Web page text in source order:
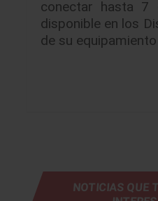
conectar hasta 7
disponible en los
de su
NOTICIAS QUE